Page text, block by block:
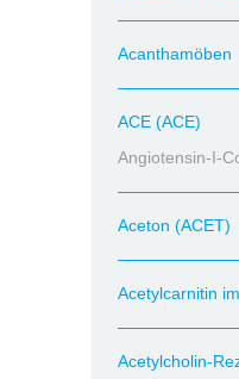
Acanthamöben
ACE (ACE)
Angiotensin-I-
Aceton (ACET)
Acetylcarnitin
Acetylcholin-